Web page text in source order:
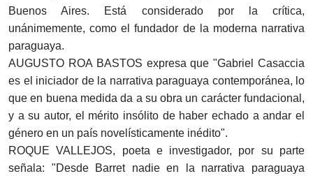
Buenos Aires. Está considerado por la crítica,
unánimemente, como el fundador de la moderna narrativa
paraguaya.
AUGUSTO ROA BASTOS expresa que "Gabriel Casaccia
es el iniciador de la narrativa paraguaya contemporánea, lo
que en buena medida da a su obra un carácter fundacional,
y a su autor, el mérito insólito de haber echado a andar el
género en un país novelísticamente inédito".
ROQUE VALLEJOS, poeta e investigador, por su parte
señala: "Desde Barret nadie en la narrativa paraguaya